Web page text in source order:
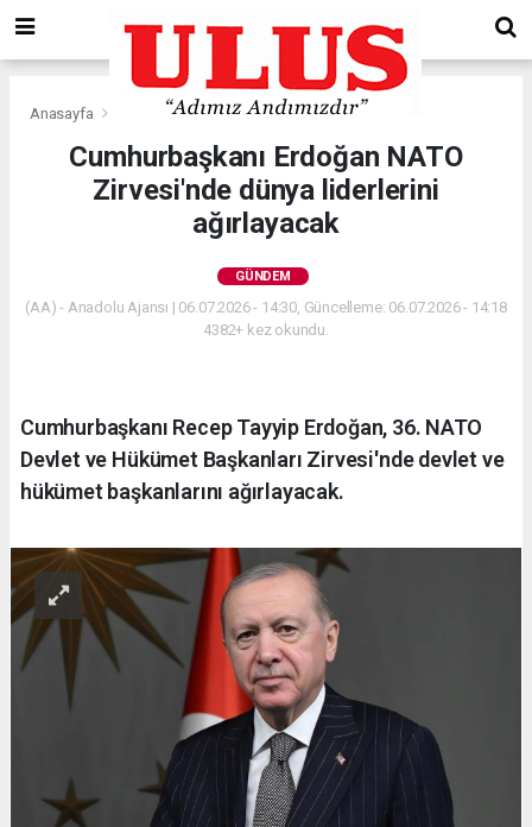
Anasayfa Gündem
Cumhurbaşkanı Erdoğan NATO
Zirvesi'nde dünya liderlerini
ağırlayacak
GÜNDEM
(AA) - Anadolu Ajansı | 06.07.2026 - 14:30, Güncelleme: 06.07.2026 - 14:18
4382+ kez okundu.
Cumhurbaşkanı Recep Tayyip Erdoğan, 36.⁠ ⁠NATO
Devlet ve Hükümet Başkanları Zirvesi'nde devlet ve
hükümet başkanlarını ağırlayacak.